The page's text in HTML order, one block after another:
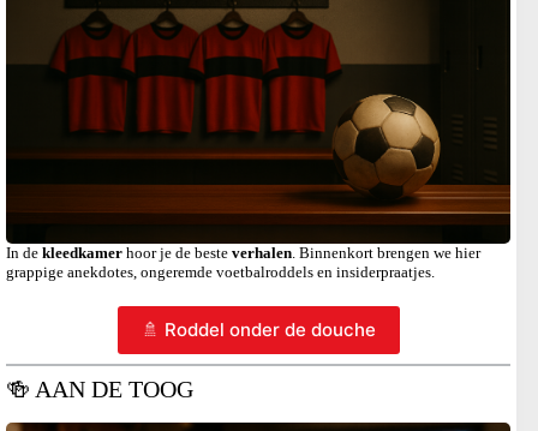
In de kleedkamer hoor je de beste verhalen. Binnenkort brengen we hier
grappige anekdotes, ongeremde voetbalroddels en insiderpraatjes.
🚿 Roddel onder de douche
🍻 AAN DE TOOG